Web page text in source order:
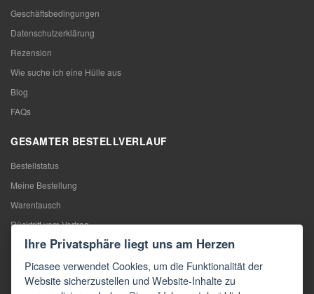
Geschäftsbedingungen
Datenschutzerklärung
Rezension
Wie suche ich eine Hülle aus
Blog
FAQs
GESAMTER BESTELLVERLAUF
Bestellstatus
Meine Bestellung
Warentausch
Rücktritt vom Vertrag
Reklamation
KONTAKTE
Ihre Privatsphäre liegt uns am Herzen
Picasee verwendet Cookies, um die Funktionalität der
Website sicherzustellen und Website-Inhalte zu